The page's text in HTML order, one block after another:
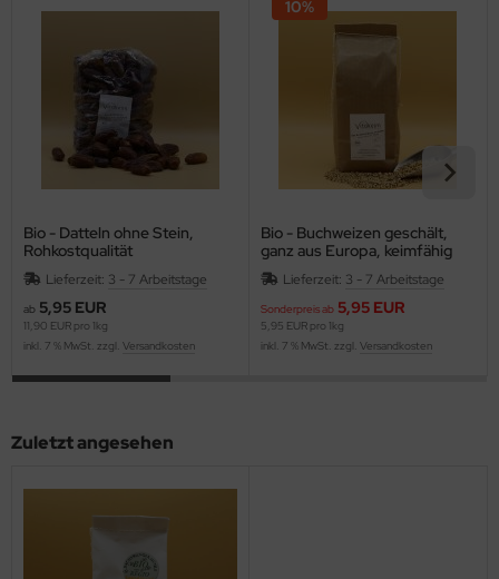
Bio - Datteln ohne Stein,
Rohkostqualität
Lieferzeit: 3 - 7 Arbeitstage
ab 5,95 EUR
11,90 EUR pro 1kg
inkl. 7 % MwSt. zzgl. Versandkosten
Bio - Buchweizen geschält,
ganz aus Europa, keimfähig
Lieferzeit: 3 - 7 Arbeitstage
Sonderpreis ab 5,95 EUR
10%
5,95 EUR pro 1kg
inkl. 7 % MwSt. zzgl. Versandkosten
Zuletzt angesehen